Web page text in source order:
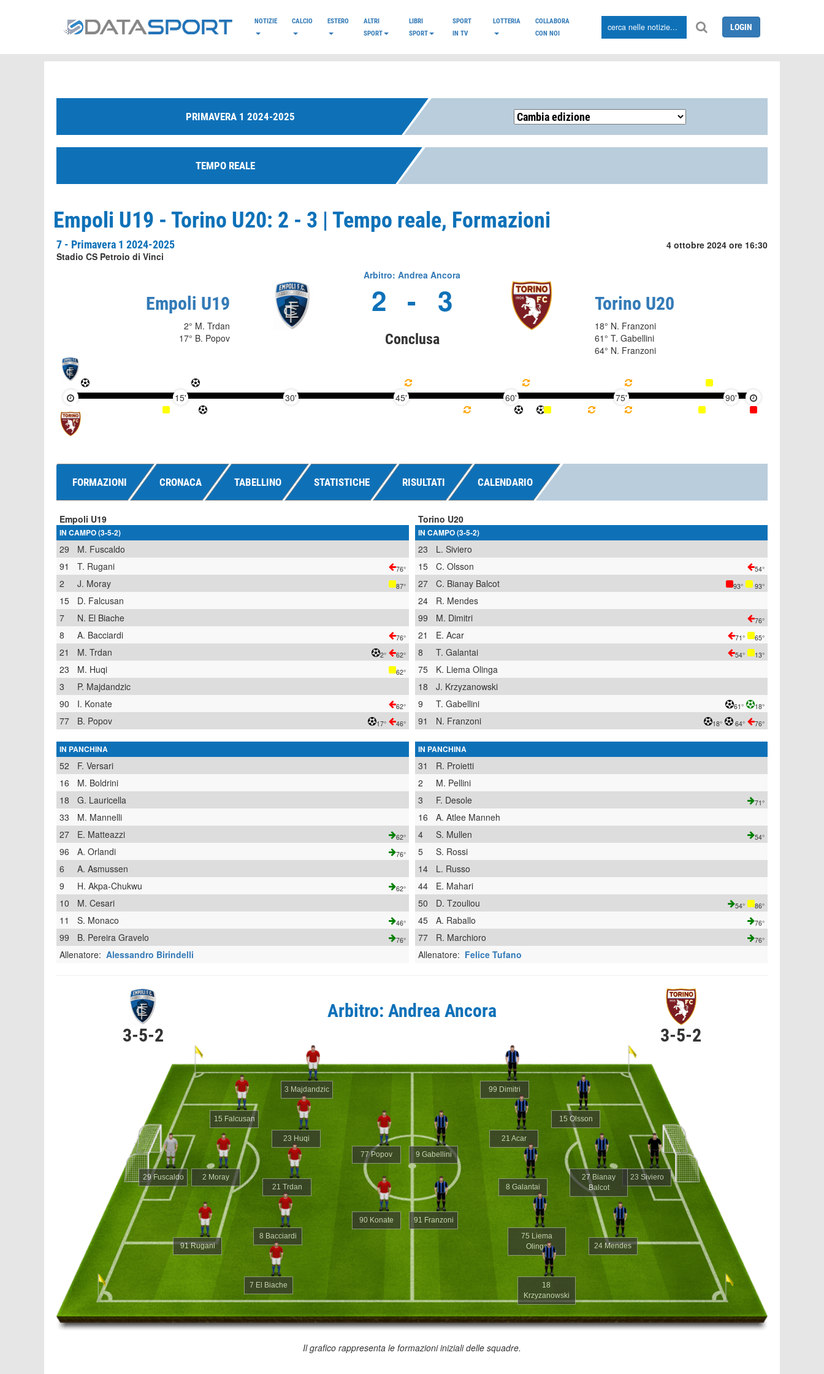
NOTIZIE CALCIO ESTERO
ALTRI
SPORT
LIBRI
SPORT
SPORT
IN TV
LOTTERIA
COLLABORA
CON NOI
LOGIN
PRIMAVERA 1 2024-2025
TEMPO REALE
Empoli U19 - Torino U20: 2 - 3 | Tempo reale, Formazioni
7 - Primavera 1 2024-2025
Stadio CS Petroio di Vinci
4 ottobre 2024 ore 16:30
Arbitro: Andrea Ancora
Empoli U19
2° M. Trdan
17° B. Popov
2 - 3
Conclusa
Torino U20
18° N. Franzoni
61° T. Gabellini
64° N. Franzoni
15' 30' 45' 60' 75' 90'
FORMAZIONI CRONACA TABELLINO STATISTICHE RISULTATI CALENDARIO
Empoli U19
IN CAMPO (3-5-2)
29
M. Fuscaldo
91
T. Rugani 76°
2 J. Moray 87°
15
D. Falcusan
7
N. El Biache
8
A. Bacciardi 76°
21 M. Trdan 2° 62°
23 M. Huqi 62°
3
P. Majdandzic
90
I. Konate 62°
77 B. Popov 17° 46°
IN PANCHINA
52
F. Versari
16
M. Boldrini
18
G. Lauricella
33
M. Mannelli
27
E. Matteazzi 62°
96 A. Orlandi 76°
6
A. Asmussen
9
H. Akpa-Chukwu 62°
10
M. Cesari
11
S. Monaco 46°
99 B. Pereira Gravelo 76°
Allenatore: Alessandro Birindelli
Torino U20
IN CAMPO (3-5-2)
23
L. Siviero
15
C. Olsson 54°
27 C. Bianay Balcot 93° 93°
24
R. Mendes
99
M. Dimitri 76°
21 E. Acar 71° 65°
8 T. Galantai 54° 13°
75
K. Liema Olinga
18
J. Krzyzanowski
9
T. Gabellini 61° 18°
91 N. Franzoni 18° 64° 76°
IN PANCHINA
31
R. Proietti
2
M. Pellini
3
F. Desole 71°
16
A. Atlee Manneh
4
S. Mullen 54°
5
S. Rossi
14
L. Russo
44
E. Mahari
50
D. Tzouliou 54° 86°
45 A. Raballo 76°
77 R. Marchioro 76°
Allenatore: Felice Tufano
3-5-2
Arbitro: Andrea Ancora
3-5-2
29 Fuscaldo 23 Siviero
91 Rugani
15 Olsson
2 Moray
27 Bianay
Balcot
15 Falcusan
24 Mendes
7 El Biache
99 Dimitri
8 Bacciardi
21 Acar
21 Trdan 8 Galantai
23 Huqi
75 Liema
Olinga
3 Majdandzic
18
Krzyzanowski
90 Konate
9 Gabellini
77 Popov
91 Franzoni
Il grafico rappresenta le formazioni iniziali delle squadre.